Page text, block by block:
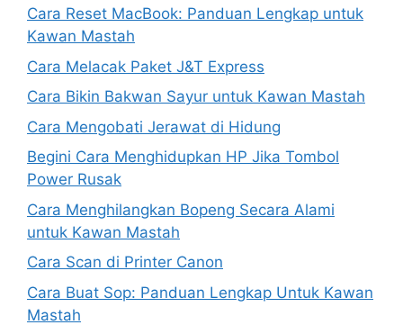
Cara Reset MacBook: Panduan Lengkap untuk
Kawan Mastah
Cara Melacak Paket J&T Express
Cara Bikin Bakwan Sayur untuk Kawan Mastah
Cara Mengobati Jerawat di Hidung
Begini Cara Menghidupkan HP Jika Tombol
Power Rusak
Cara Menghilangkan Bopeng Secara Alami
untuk Kawan Mastah
Cara Scan di Printer Canon
Cara Buat Sop: Panduan Lengkap Untuk Kawan
Mastah